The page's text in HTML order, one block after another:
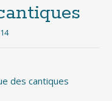
des cantiques